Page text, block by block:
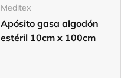
Meditex
Apósito gasa algodón
estéril 10cm x 100cm